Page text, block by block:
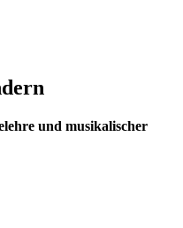
und musikalischer